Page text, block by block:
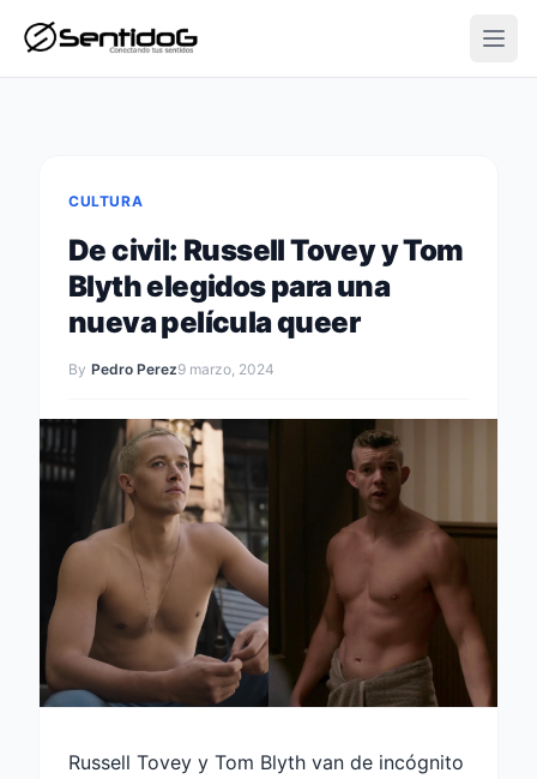
CULTURA
De civil: Russell Tovey y Tom
Blyth elegidos para una
nueva película queer
By Pedro Perez9 marzo, 2024
Russell Tovey y Tom Blyth van de incógnito